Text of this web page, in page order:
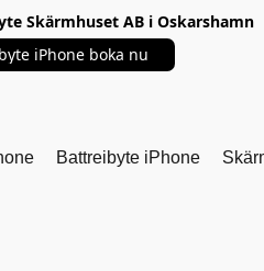
Skärmhuset AB i Oskarshamn
iPhone boka nu
Battreibyte iPhone